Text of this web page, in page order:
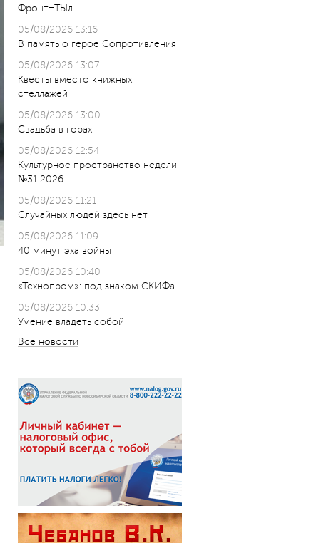
Фронт=ТЫл
05/08/2026 13:16
В память о герое Сопротивления
05/08/2026 13:07
Квесты вместо книжных
стеллажей
05/08/2026 13:00
Свадьба в горах
05/08/2026 12:54
Культурное пространство недели
№31 2026
05/08/2026 11:21
Случайных людей здесь нет
05/08/2026 11:09
40 минут эха войны
05/08/2026 10:40
«Технопром»: под знаком СКИФа
05/08/2026 10:33
Умение владеть собой
Все новости